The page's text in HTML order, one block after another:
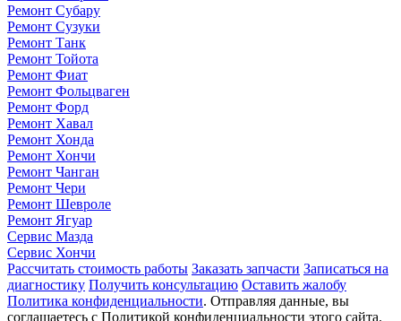
Ремонт Субару
Ремонт Сузуки
Ремонт Танк
Ремонт Тойота
Ремонт Фиат
Ремонт Фольцваген
Ремонт Форд
Ремонт Хавал
Ремонт Хонда
Ремонт Хончи
Ремонт Чанган
Ремонт Чери
Ремонт Шевроле
Ремонт Ягуар
Сервис Мазда
Сервис Хончи
Рассчитать стоимость работы Заказать запчасти Записаться на
диагностику Получить консультацию Оставить жалобу
Политика конфиденциальности. Отправляя данные, вы
соглашаетесь с Политикой конфиденциальности этого сайта.